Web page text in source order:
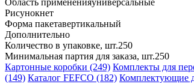
Область примененияуниверсальные
Рисунокнет
Форма пакетавертикальный
Дополнительно
Количество в упаковке, шт.250
Минимальная партия для заказа, шт.250
Картонные коробки (249) Комплекты для
(149) Каталог FEFCO (182) Комплектующие